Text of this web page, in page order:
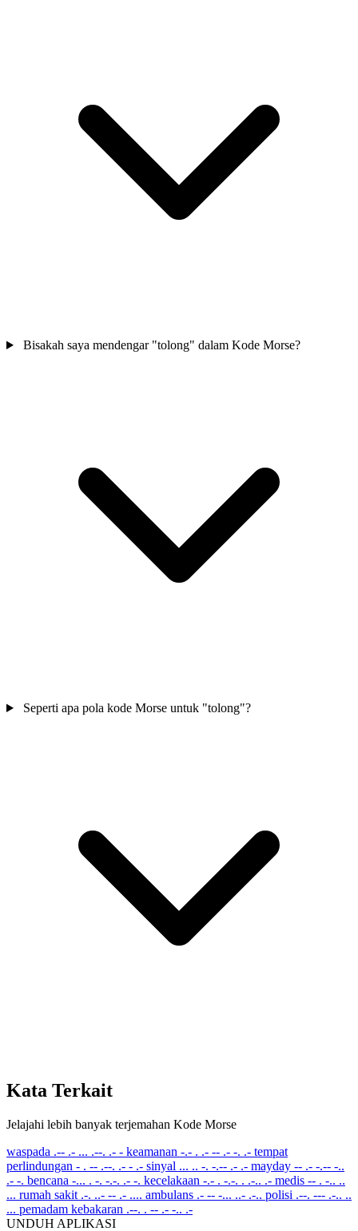
Bisakah saya mendengar "tolong" dalam Kode Morse?
Seperti apa pola kode Morse untuk "tolong"?
Kata Terkait
Jelajahi lebih banyak terjemahan Kode Morse
waspada .-- .- ... .--. .- - keamanan -.- . .- -- .- -. .- tempat
perlindungan - . -- .--. .- - .- sinyal ... .. -. -.-- .- .- mayday -- .- -.-- -..
.- -. bencana -... . -. -.-. .- -. kecelakaan -.- . -.-. . .-.. .- medis -- . -.. ..
... rumah sakit .-. ..- -- .- .... ambulans .- -- -... ..- .-.. polisi .--. --- .-.. ..
... pemadam kebakaran .--. . -- .- -.. .-
UNDUH APLIKASI